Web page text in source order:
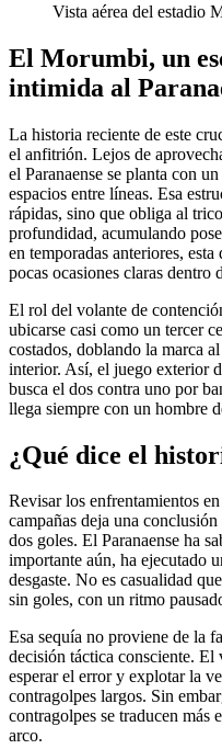
Vista aérea del estadio
El Morumbi, un
intimida al
La historia reciente de este
el anfitrión. Lejos de
el Paranaense se planta con
espacios entre líneas. Esa
rápidas, sino que obliga al
profundidad, acumulando
en temporadas anteriores,
pocas ocasiones claras dentro
El rol del volante de
ubicarse casi como un tercer
costados, doblando la marca
interior. Así, el juego exterior
busca el dos contra uno por
llega siempre con un hombre
¿Qué dice el
Revisar los enfrentamientos
campañas deja una
dos goles. El Paranaense ha
importante aún, ha ejecutado
desgaste. No es casualidad
sin goles, con un ritmo
Esa sequía no proviene de la
decisión táctica consciente.
esperar el error y explotar la
contragolpes largos. Sin
contragolpes se traducen más
arco.